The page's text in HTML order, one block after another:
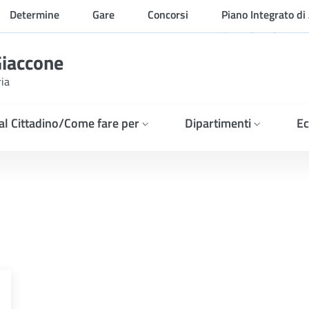
Determine Gare Concorsi
Piano Integrato
Organizzazione
Cittadino/Come fare per Dipartimenti